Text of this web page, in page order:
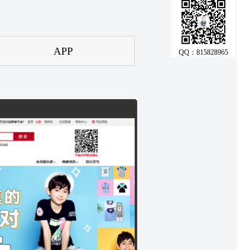
APP QQ：815828965